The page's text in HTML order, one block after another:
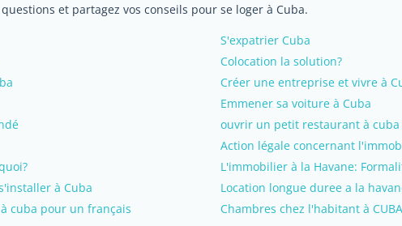
et partagez vos conseils pour se loger à Cuba.
S'expatrier Cuba
Colocation la solution?
Créer une entreprise et vivre à
Emmener sa voiture à Cuba
ouvrir un petit restaurant à cuba
Action légale concernant
L'immobilier à la Havane:
à Cuba
Location longue duree a la
cuba pour un français
Chambres chez l'habitant à CUBA